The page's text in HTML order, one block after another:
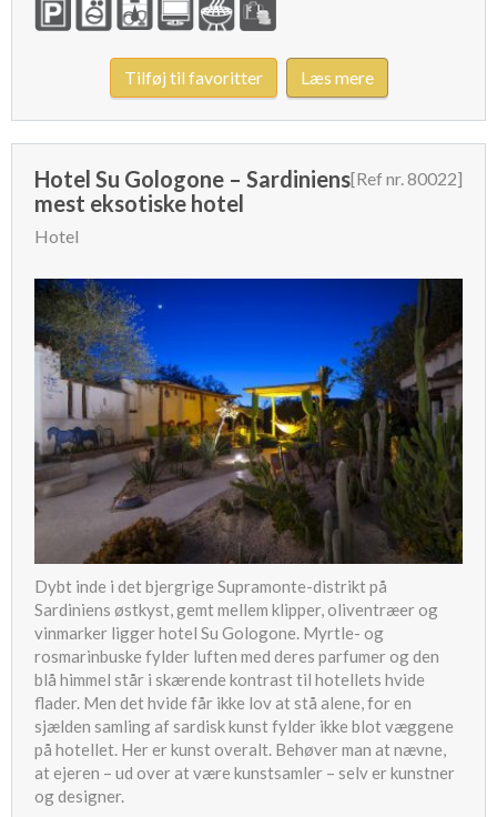
Tilføj til favoritter Læs mere
Hotel Su Gologone – Sardiniens
mest eksotiske hotel
Hotel
[Ref nr. 80022]
Dybt inde i det bjergrige Supramonte-distrikt på
Sardiniens østkyst, gemt mellem klipper, oliventræer og
vinmarker ligger hotel Su Gologone. Myrtle- og
rosmarinbuske fylder luften med deres parfumer og den
blå himmel står i skærende kontrast til hotellets hvide
flader. Men det hvide får ikke lov at stå alene, for en
sjælden samling af sardisk kunst fylder ikke blot væggene
på hotellet. Her er kunst overalt. Behøver man at nævne,
at ejeren – ud over at være kunstsamler – selv er kunstner
og designer.